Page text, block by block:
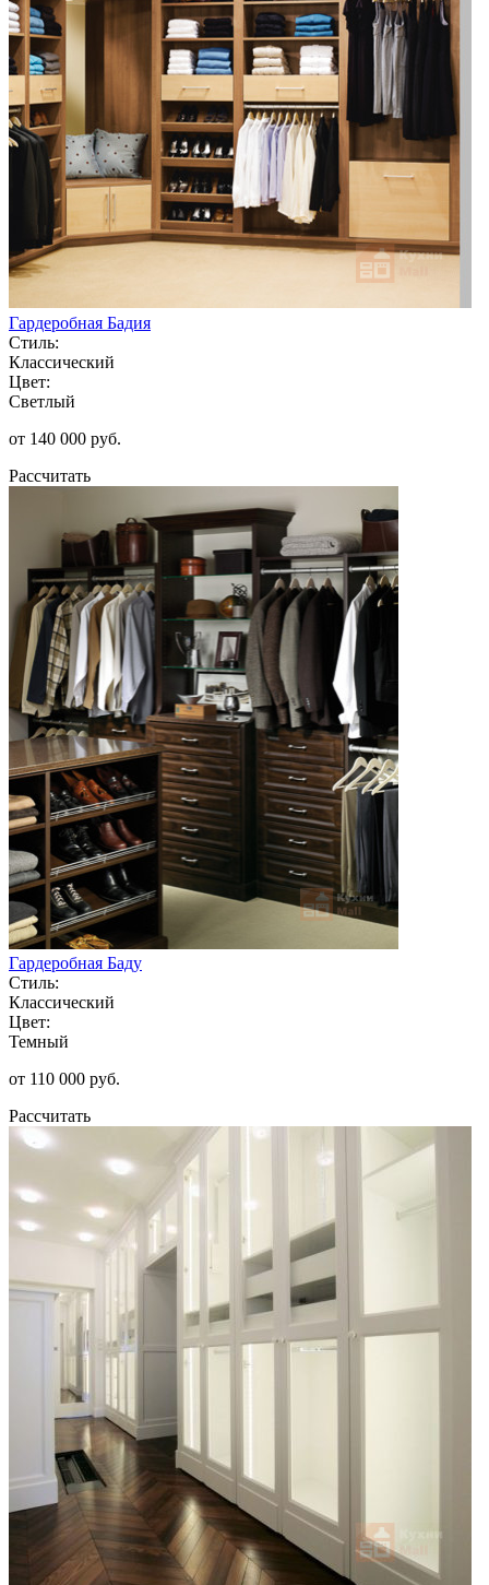
Гардеробная Бадия
Стиль:
Классический
Цвет:
Светлый
от 140 000 руб.
Рассчитать
Гардеробная Баду
Стиль:
Классический
Цвет:
Темный
от 110 000 руб.
Рассчитать